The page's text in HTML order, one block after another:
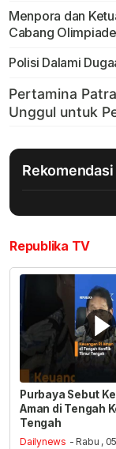
Menpora dan
Cabang Olimpiade
Polisi Dalami
Rekomendasi
Republika TV
Purbaya Sebut
Aman di Tengah
Tengah
Dailynews - Rabu ,